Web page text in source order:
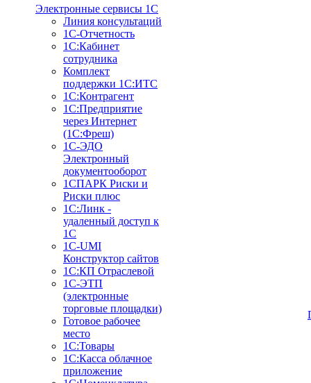
Электронные сервисы 1С
Линия консультаций
1С-Отчетность
1С:Кабинет
сотрудника
Комплект
поддержки 1С:ИТС
1С:Контрагент
1С:Предприятие
через Интернет
(1С:Фреш)
1С-ЭДО
Электронный
документооборот
1СПАРК Риски и
Риски плюс
1С:Линк -
удаленный доступ к
1С
1С-UMI
Конструктор сайтов
1С:КП Отраслевой
1С-ЭТП
(электронные
торговые площадки)
Готовое рабочее
место
1С:Товары
1С:Касса облачное
приложение